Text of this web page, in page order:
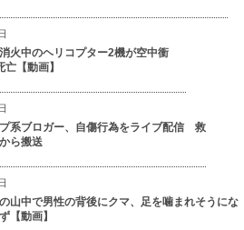
火中のヘリコプター2機が空中衝
【動画】
系ブロガー、自傷行為をライブ配信 救
ら搬送
山中で男性の背後にクマ、足を噛まれそうにな
【動画】